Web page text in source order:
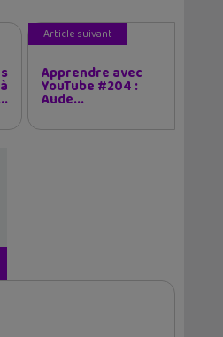
Article suivant
Apprendre avec
YouTube #204 :
Aude...